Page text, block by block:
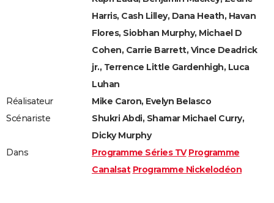
Harris, Cash Lilley, Dana Heath, Havan
Flores, Siobhan Murphy, Michael D
Cohen, Carrie Barrett, Vince Deadrick
jr., Terrence Little Gardenhigh, Luca
Luhan
Réalisateur
Mike Caron, Evelyn Belasco
Scénariste
Shukri Abdi, Shamar Michael Curry,
Dicky Murphy
Dans
Programme Séries TV Programme
Canalsat Programme Nickelodéon